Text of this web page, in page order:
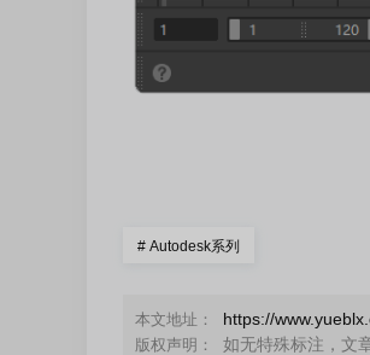
# Autodesk系列
本文地址： https://
版权声明： 如无特殊标注，文